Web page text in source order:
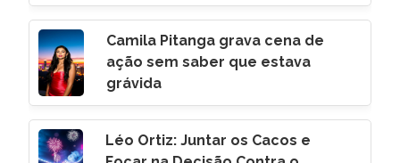
Camila Pitanga grava cena de
ação sem saber que estava
grávida
Léo Ortiz: Juntar os Cacos e